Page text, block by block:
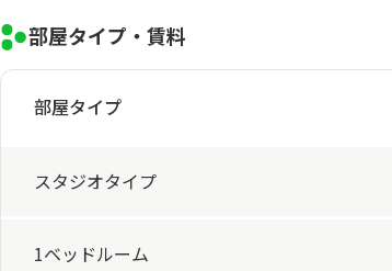
部屋タイプ・賃料
部屋タイプ
スタジオタイプ
1ベッドルーム